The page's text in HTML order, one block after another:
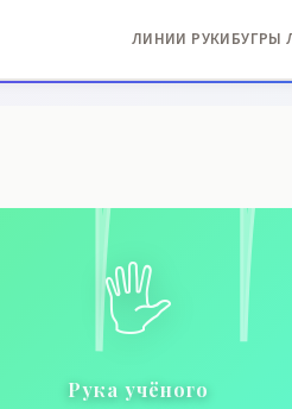
ЛИНИИ РУКИБУГРЫ
🖐️
Рука учёного